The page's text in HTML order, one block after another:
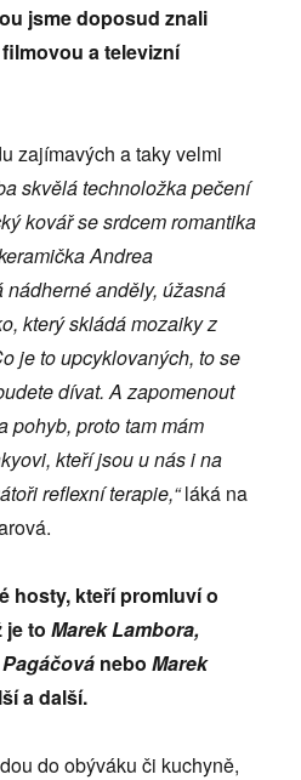
jsme doposud znali
a televizní
zajímavých a taky velmi
skvělá technoložka pečení
kovář se srdcem romantika
Andrea
anděly, úžasná
který skládá mozaiky z
je to upcyklovaných, to se
dívat. A zapomenout
pohyb, proto tam mám
kteří jsou u nás i na
reflexní terapie,“láká na
hosty, kteří promluví o
je toMarek Lambora,
neboMarek
a další.
do obýváku či kuchyně,